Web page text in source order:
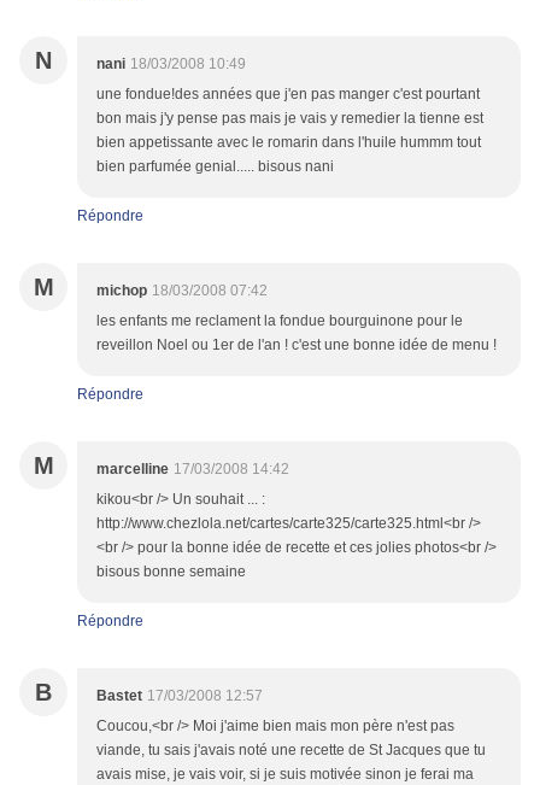
N nani 18/03/2008 10:49
une fondue!des années que j'en pas manger c'est pourtant
bon mais j'y pense pas mais je vais y remedier la tienne est
bien appetissante avec le romarin dans l'huile hummm tout
bien parfumée genial..... bisous nani
Répondre
M michop 18/03/2008 07:42
les enfants me reclament la fondue bourguinone pour le
reveillon Noel ou 1er de l'an ! c'est une bonne idée de menu !
Répondre
M marcelline 17/03/2008 14:42
kikou<br /> Un souhait ... :
http://www.chezlola.net/cartes/carte325/carte325.html<br />
<br /> pour la bonne idée de recette et ces jolies photos<br />
bisous bonne semaine
Répondre
B Bastet 17/03/2008 12:57
Coucou,<br /> Moi j'aime bien mais mon père n'est pas
viande, tu sais j'avais noté une recette de St Jacques que tu
avais mise, je vais voir, si je suis motivée sinon je ferai ma